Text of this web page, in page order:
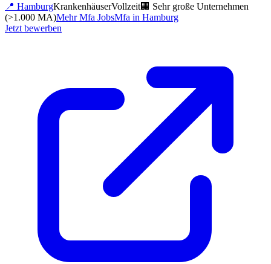
📍 HamburgKrankenhäuserVollzeit🏢 Sehr große Unternehmen
(>1.000 MA)MehrMfa JobsMfa in Hamburg
Jetzt bewerben